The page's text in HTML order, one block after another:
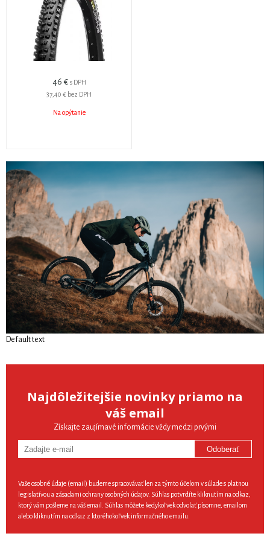
46 € s DPH
37,40 € bez DPH
Na opýtanie
Default text
Najdôležitejšie novinky priamo na
váš email
Získajte zaujímavé informácie vždy medzi prvými
Odoberať
Vaše osobné údaje (email) budeme spracovávať len za týmto účelom v súlade s platnou
legislatívou a zásadami ochrany osobných údajov. Súhlas potvrdíte kliknutím na odkaz,
ktorý vám pošleme na váš email. Súhlas môžete kedykoľvek odvolať písomne, emailom
alebo kliknutím na odkaz z ktoréhokoľvek informačného emailu.